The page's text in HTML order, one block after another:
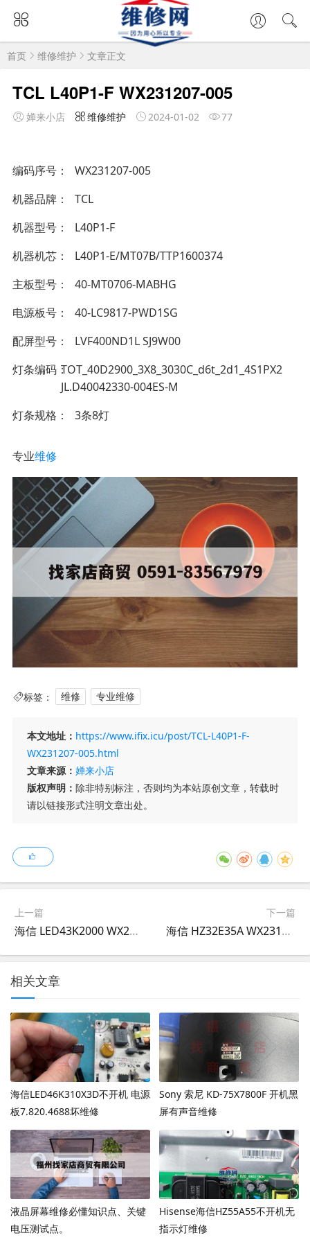
首页 维修维护 文章正文
TCL L40P1-F WX231207-005
婵来小店 维修维护 2024-01-02 77
编码序号
WX231207-005
机器品牌
TCL
机器型号
L40P1-F
机器机芯
L40P1-E/MT07B/TTP1600374
主板型号
40-MT0706-MABHG
电源板号
40-LC9817-PWD1SG
配屏型号
LVF400ND1L SJ9W00
灯条编码 TOT_40D2900_3X8_3030C_d6t_2d1_4S1PX2
JL.D40042330-004ES-M
灯条规格
3条8灯
专业维修
标签： 维修 专业维修
本文地址： https://www.ifix.icu/post/TCL-L40P1-F-
WX231207-005.html
文章来源： 婵来小店
版权声明： 除非特别标注，否则均为本站原创文章，转载时
请以链接形式注明文章出处。
上一篇
海信 LED43K2000 WX231207-002
下一篇
海信 HZ32E35A WX231208-001
相关文章
海信LED46K310X3D不开机 电源
板7.820.4688坏维修
Sony 索尼 KD-75X7800F 开机黑
屏有声音维修
液晶屏幕维修必懂知识点、关键
电压测试点。
Hisense海信HZ55A55不开机无
指示灯维修